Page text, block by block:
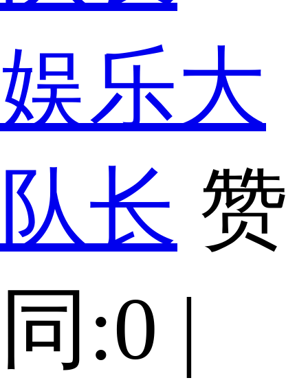
娱乐大
队长 赞
同:0 |